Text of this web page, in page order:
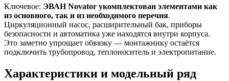
Ключевое: ЭВАН Novator укомплектован элементами как
из основного, так и из необходимого перечня.
Циркуляционный насос, расширительный бак, приборы
безопасности и автоматика уже находятся внутри корпуса.
Это заметно упрощает обвязку — монтажнику остаётся
подключить трубопровод, теплоноситель и электропитание.
Характеристики и модельный ряд